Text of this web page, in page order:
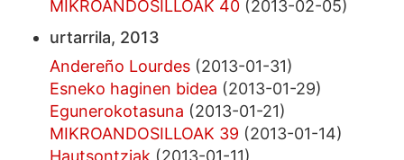
MIKROANDOSILLOAK 40 (2013-02-05)
urtarrila, 2013
Andereño Lourdes (2013-01-31)
Esneko haginen bidea (2013-01-29)
Egunerokotasuna (2013-01-21)
MIKROANDOSILLOAK 39 (2013-01-14)
Hautsontziak (2013-01-11)